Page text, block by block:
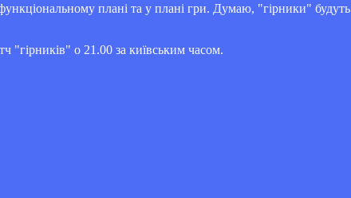
плані та у плані гри. Думаю, "гірники" будуть
"гірників" о 21.00 за київським часом.